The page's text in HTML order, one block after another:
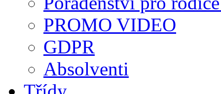
PROMO VIDEO
GDPR
Absolventi